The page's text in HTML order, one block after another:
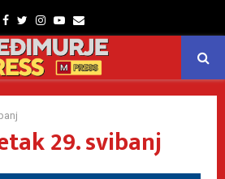
Facebook
TwitterInstagram
Youtube
Email
29. svibanj